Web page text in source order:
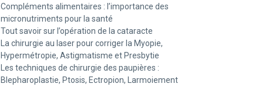
Compléments alimentaires : l’importance des
micronutriments pour la santé
Tout savoir sur l’opération de la cataracte
La chirurgie au laser pour corriger la Myopie,
Hypermétropie, Astigmatisme et Presbytie
Les techniques de chirurgie des paupières :
Blepharoplastie, Ptosis, Ectropion, Larmoiement